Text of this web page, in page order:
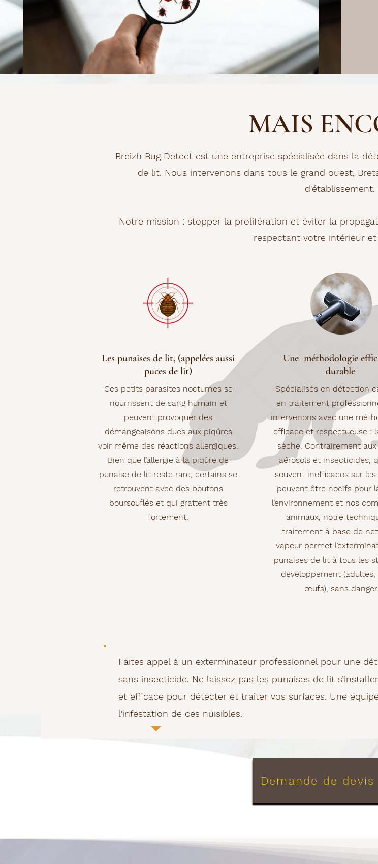
MAIS
Breizh Bug Detect est une entreprise spécialisée dans la
de lit. Nous intervenons dans tous le grand ouest,
d'établissement.
Notre mission : stopper la prolifération et éviter la
respectant votre intérieur
Les punaises de lit, (appelées aussi
puces de lit)
Ces petits parasites nocturnes se
nourrissent de sang humain et
peuvent provoquer des
démangeaisons dues aux piqûres
voir même des réactions allergiques.
Bien que l’allergie à la piqûre de
punaise de lit reste rare, certains se
retrouvent avec des boutons
boursouflés et qui grattent très
fortement.
Une méthodologie
durable
Spécialisés en détection
en traitement
intervenons avec une
efficace et respectueuse :
sèche. Contrairement aux
aérosols et insecticides,
souvent inefficaces sur
peuvent être nocifs pour
l’environnement et nos
animaux, notre
traitement à base de
vapeur permet
punaises de lit à tous les
développement (adultes,
œufs), sans danger.
Faites appel à un exterminateur professionnel pour une
sans insecticide. Ne laissez pas les punaises de lit
et efficace pour détecter et traiter vos surfaces. Une
l'infestation de ces nuisibles.
Demande de